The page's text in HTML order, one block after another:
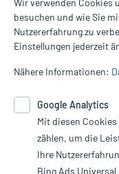
Alle Preise gelten inkl.
Informationen auf
die Untersuchung und
Therapien eingeleitet
Google Analytics.
unserer
nutzen Sie das Formular:
Wir verwenden Cookies
besuchen und wie Sie
Nutzererfahrung zu
Einstellungen jederzeit
Nähere Informationen:
Google Analytics
Mit diesen
zählen, um die
Ihre
Bing Ads